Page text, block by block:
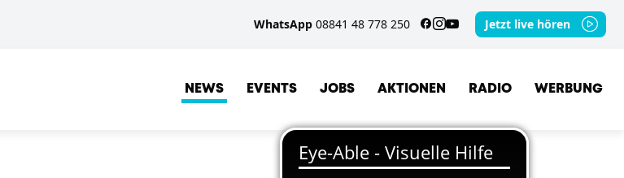
WhatsApp 08841 48 778 250 Jetzt live hören
NEWS EVENTS JOBS AKTIONEN RADIO WERBUNG